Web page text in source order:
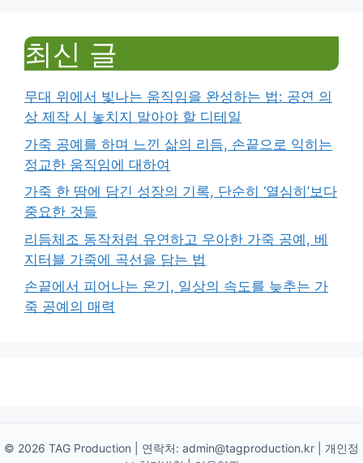
최신 글
무대 위에서 빛나는 움직임을 완성하는 법: 공연 의
상 제작 시 놓치지 말아야 할 디테일
가죽 공예를 하며 느낀 삶의 리듬, 손끝으로 익히는
정교한 움직임에 대하여
가죽 한 땀에 담긴 성장의 기록, 단순히 ‘열심히’보다
중요한 것들
리듬체조 동작처럼 유연하고 우아한 가죽 공예, 베
지터블 가죽에 곡선을 담는 법
손끝에서 피어나는 온기, 일상의 속도를 늦추는 가
죽 공예의 매력
© 2026 TAG Production | 연락처: admin@tagproduction.kr
개인정